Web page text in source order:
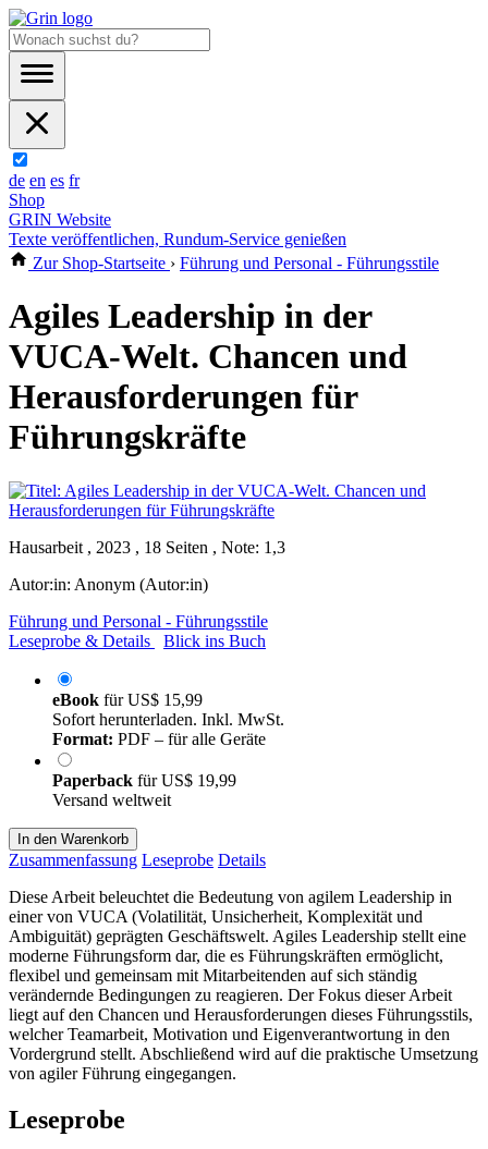
de en es fr
Shop
GRIN Website
Texte veröffentlichen, Rundum-Service genießen
Zur Shop-Startseite › Führung und Personal - Führungsstile
Agiles Leadership in der
VUCA-Welt. Chancen und
Herausforderungen für
Führungskräfte
Hausarbeit , 2023 , 18 Seiten , Note: 1,3
Autor:in: Anonym (Autor:in)
Führung und Personal - Führungsstile
Leseprobe & Details
Blick ins Buch
eBook fürUS$ 15,99
Sofort herunterladen. Inkl. MwSt.
Format: PDF – für alle Geräte
Paperback fürUS$ 19,99
Versand weltweit
In den Warenkorb
Zusammenfassung Leseprobe Details
Diese Arbeit beleuchtet die Bedeutung von agilem Leadership in
einer von VUCA (Volatilität, Unsicherheit, Komplexität und
Ambiguität) geprägten Geschäftswelt. Agiles Leadership stellt eine
moderne Führungsform dar, die es Führungskräften ermöglicht,
flexibel und gemeinsam mit Mitarbeitenden auf sich ständig
verändernde Bedingungen zu reagieren. Der Fokus dieser Arbeit
liegt auf den Chancen und Herausforderungen dieses Führungsstils,
welcher Teamarbeit, Motivation und Eigenverantwortung in den
Vordergrund stellt. Abschließend wird auf die praktische Umsetzung
von agiler Führung eingegangen.
Leseprobe